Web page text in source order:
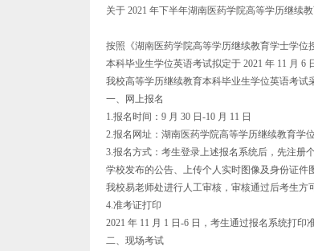
关于 2021 年下半年湖南医药学院高等学历继续
按照《湖南医药学院高等学历继续教育学士学位
本科毕业生学位英语考试拟定于 2021 年 11 月 6
我校高等学历继续教育本科毕业生学位英语考试
一、网上报名
1.报名时间：9 月 30 日-10 月 11 日
2.报名网址：湖南医药学院高等学历继续教育学位
3.报名方式：考生登录上述报名系统后，先注册
学校发布的公告、上传个人实时图像及身份证件
我校易老师处进行人工审核，审核通过后考生方
4.准考证打印
2021 年 11 月 1 日-6 日，考生通过报名系统打印
二、现场考试